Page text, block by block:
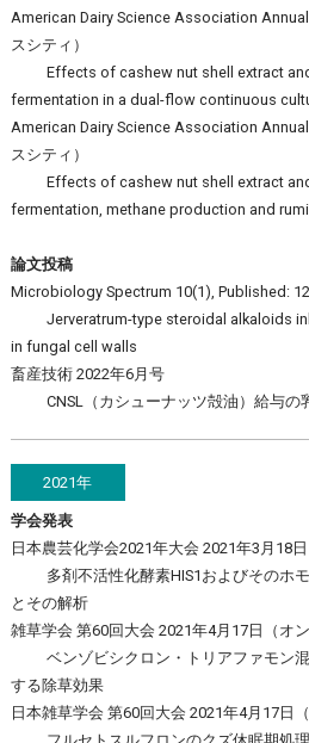
American Dairy Science Association
スシティ）
Effects of cashew nut shell extract
fermentation in a dual-flow continuous
American Dairy Science Association
スシティ）
Effects of cashew nut shell extract
fermentation, methane production and
論文投稿
Microbiology Spectrum 10(1), Published:
Jerveratrum-type steroidal alkaloids
in fungal cell walls
畜産技術 2022年6月号
CNSL（カシューナッツ殻油）給与の
2021年
学会発表
日本農芸化学会2021年大会 2021年3月18
多剤不活性化酵素HIS1およびそのホ
とその解析
雑草学会 第60回大会 2021年4月17日（オン
ベンゾビシクロン・トリアファモン
する除草効果
日本雑草学会 第60回大会 2021年4月17日